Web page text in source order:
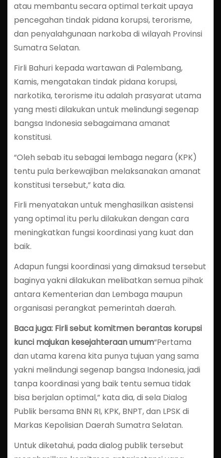
atau membantu secara optimal terkait upaya
pencegahan tindak pidana korupsi, terorisme,
dan penyalahgunaan narkoba di wilayah Provinsi
Sumatra Selatan.
Firli Bahuri kepada wartawan di Palembang,
Kamis, mengatakan tindak pidana korupsi,
narkotika, terorisme itu adalah prasyarat utama
yang mesti dilakukan untuk melindungi segenap
bangsa Indonesia sebagaimana amanat
konstitusi.
“Oleh sebab itu sebagai lembaga negara (KPK)
tentu pula berkewajiban melaksanakan amanat
konstitusi tersebut,” kata dia.
Firli menyatakan untuk menghasilkan asistensi
yang optimal itu perlu dilakukan dengan cara
meningkatkan fungsi koordinasi yang kuat dan
baik.
Adapun fungsi koordinasi yang dimaksud tersebut
baginya yakni dilakukan melibatkan semua pihak
antara Kementerian dan Lembaga maupun
organisasi perangkat pemerintah daerah.
Baca juga: Firli sebut komitmen berantas korupsi
kunci majukan kesejahteraan umum“Pertama
dan utama karena kita punya tujuan yang sama
yakni melindungi segenap bangsa Indonesia, jadi
tanpa koordinasi yang baik tentu semua tidak
bisa berjalan optimal,” kata dia, di sela Dialog
Publik bersama BNN RI, KPK, BNPT, dan LPSK di
Markas Kepolisian Daerah Sumatra Selatan.
Untuk diketahui, pada dialog publik tersebut